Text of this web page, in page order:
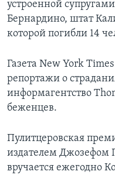
устроенной
Бернардино, штат
которой погибли 14
Газета New York
репортажи о
информагентство
беженцев.
Пулитцеровская
издателем Джозефом
вручается ежегодно